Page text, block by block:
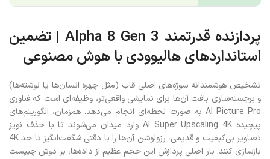
پردازنده قدرتمند Alpha 8 Gen 3 | تضمین
استانداردهای هالیوودی با هوش مصنوعی
تشخیص هوشمندانه سوژه‌های اصلی قاب (مثل چهره انسان‌ها یا نوشته‌ها)
و برجسته‌سازی بافت آن‌ها برای نمایشی واقعی‌تر، وظیفه‌ای است که فناوری
AI Picture Pro به صورت لحظه‌ای انجام می‌دهد. همزمان، الگوریتم‌های
پیچیده AI Super Upscaling 4K وارد میدان می‌شوند تا با حذف نویز
تصاویر بی‌کیفیت و قدیمی، رزولوشن آن‌ها را با دقتی شگفت‌انگیز تا حد 4K
بازسازی کنند. بار اصلی پردازش این حجم عظیم از داده‌ها، بر دوش چیپست